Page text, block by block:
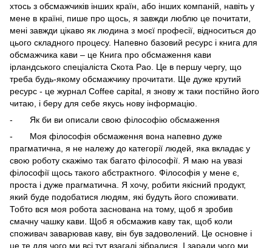
хтось з обсмажчиків інших країн, або інших компаній, навіть у
мене в країні, пише про щось, я завжди люблю це почитати,
мені завжди цікаво як людина з моєї професії, відноситься до
цього складного процесу. Напевно базовий ресурс і книга для
обсмажчика кави – це Книга про обсмаження кави
ірландського спеціаліста Скота Рао. Це в першу чергу, що
треба будь-якому обсмажчику прочитати. Ще дуже крутий
ресурс - це журнал Coffee capital, я знову ж таки постійно його
читаю, і беру для себе якусь нову інформацію.
- Як би ви описали свою філософію обсмаження
- Моя філософія обсмаження вона напевно дуже
прагматична, я не належу до категорії людей, яка вкладає у
свою роботу скажімо так багато філософії. Я маю на увазі
філософії щось такого абстрактного. Філософія у мене є,
проста і дуже прагматична. Я хочу, робити якісний продукт,
який буде подобатися людям, які будуть його споживати.
Тобто вся моя робота заснована на тому, щоб я зробив
смачну чашку кави. Щоб я обсмажив каву так, щоб коли
споживач заварював каву, він був задоволений. Це основне і
це те для чого ми всі тут взагалі зібралися. І заради чого ми